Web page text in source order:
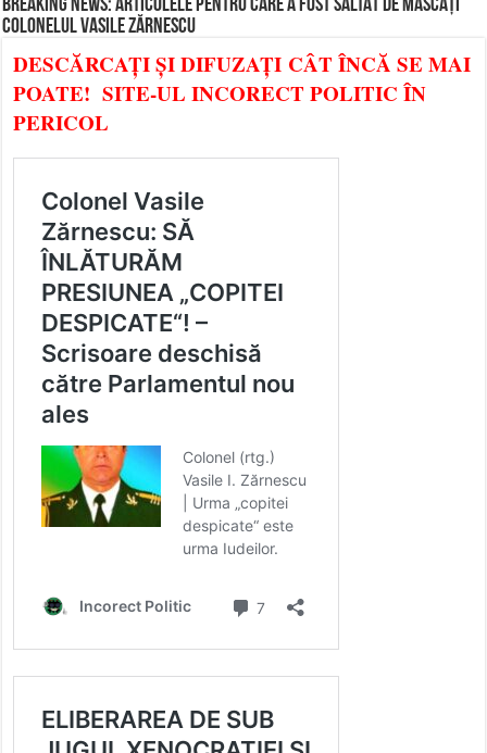
BREAKING NEWS: ARTICOLELE PENTRU CARE A FOST SĂLTAT DE MASCAȚI
COLONELUL VASILE ZĂRNESCU
DESCĂRCAȚI ȘI DIFUZAȚI CÂT ÎNCĂ SE MAI
POATE! SITE-UL INCORECT POLITIC ÎN
PERICOL